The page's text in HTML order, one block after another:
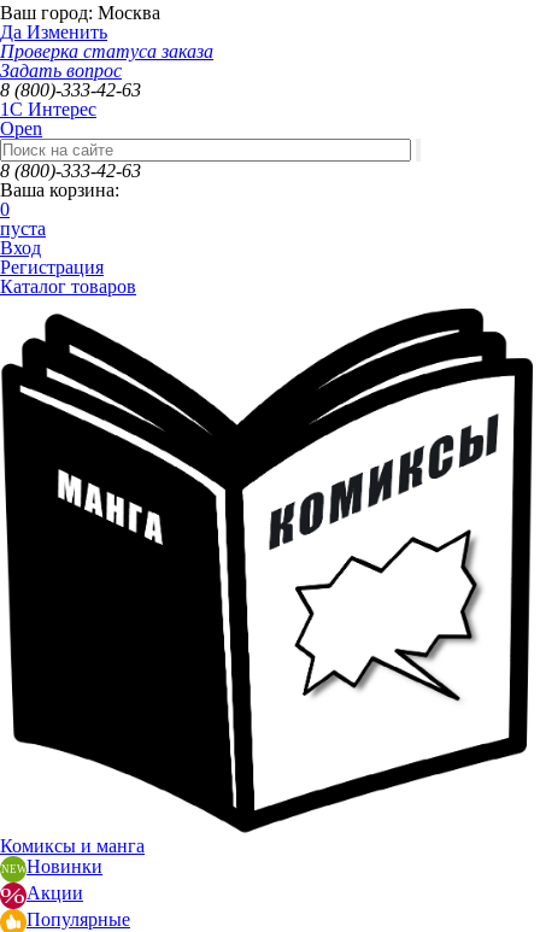
Ваш город: Москва
Да Изменить
Проверка статуса заказа
Задать вопрос
8 (800)-333-42-63
1C Интерес
Open
8 (800)-333-42-63
Ваша корзина:
0
пуста
Вход
Регистрация
Каталог товаров
Комиксы и манга
Новинки
Акции
Популярные